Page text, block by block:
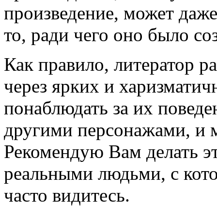
произведение, может
то, ради чего оно было
Как правило, литератор
через ярких и
понаблюдать за их
другими персонажами, и
Рекомендую Вам делать
реальными людьми, с
часто видитесь.